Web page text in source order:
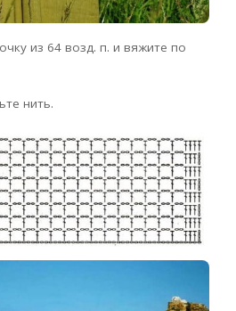
из 64 возд. п. и вяжите по
нить.